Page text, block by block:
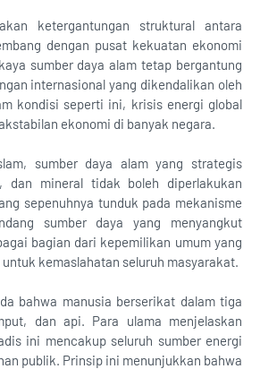
ketergantungan struktural antara
dengan pusat kekuatan ekonomi
sumber daya alam tetap bergantung
internasional yang dikendalikan oleh
kondisi seperti ini, krisis energi global
ekonomi di banyak negara.
sumber daya alam yang strategis
dan mineral tidak boleh diperlakukan
sepenuhnya tunduk pada mekanisme
sumber daya yang menyangkut
bagian dari kepemilikan umum yang
kemaslahatan seluruh masyarakat.
dan api. Para ulama menjelaskan
ini mencakup seluruh sumber energi
publik. Prinsip ini menunjukkan bahwa